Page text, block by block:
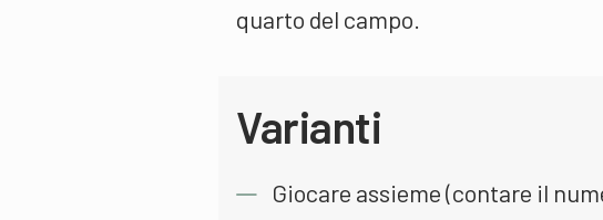
quarto del campo.
Varianti
Giocare assieme (contare il